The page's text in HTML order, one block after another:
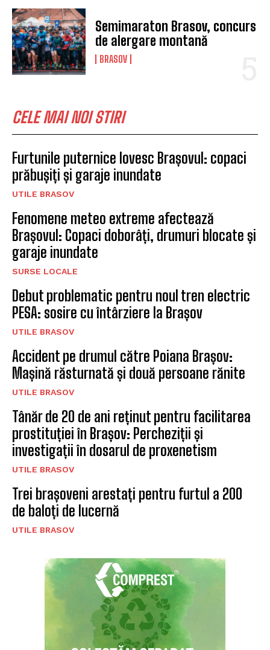
Semimaraton Brasov, concurs
de alergare montană
BRASOV
CELE MAI NOI STIRI
Furtunile puternice lovesc Brașovul: copaci
prăbușiți și garaje inundate
UTILE BRASOV
Fenomene meteo extreme afectează
Brașovul: Copaci doborâți, drumuri blocate și
garaje inundate
SURSE LOCALE
Debut problematic pentru noul tren electric
PESA: sosire cu întârziere la Brașov
UTILE BRASOV
Accident pe drumul către Poiana Brașov:
Mașină răsturnată și două persoane rănite
UTILE BRASOV
Tânăr de 20 de ani reținut pentru facilitarea
prostituției în Brașov: Percheziții și
investigații în dosarul de proxenetism
UTILE BRASOV
Trei brașoveni arestați pentru furtul a 200
de baloți de lucernă
UTILE BRASOV